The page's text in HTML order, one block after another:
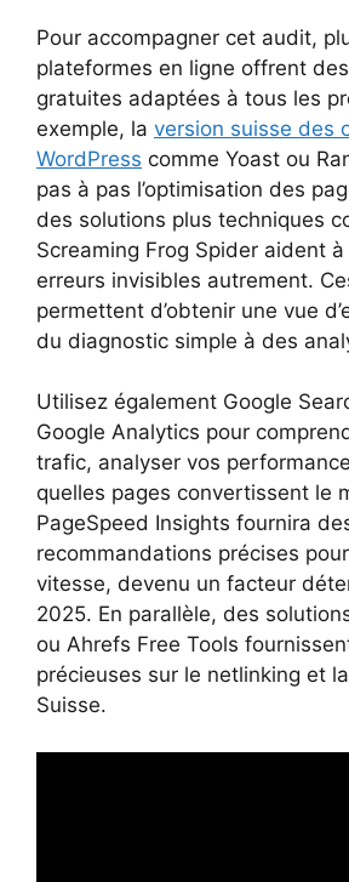
Pour accompagner cet audit,
plateformes en ligne offrent
gratuites adaptées à tous les
exemple, la version suisse des
WordPress comme Yoast ou
pas à pas l’optimisation des
des solutions plus techniques
Screaming Frog Spider aident
erreurs invisibles autrement.
permettent d’obtenir une vue
du diagnostic simple à des
Utilisez également Google
Google Analytics pour
trafic, analyser vos
quelles pages convertissent le
PageSpeed Insights fournira
recommandations précises
vitesse, devenu un facteur
2025. En parallèle, des
ou Ahrefs Free Tools
précieuses sur le netlinking et
Suisse.